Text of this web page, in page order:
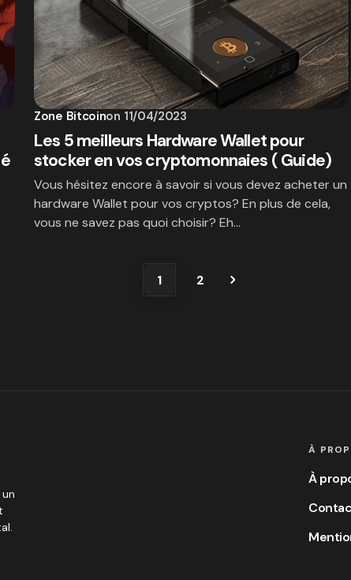
Zone Bitcoinon 11/04/2023
Les 5 meilleurs Hardware Wallet pour
stocker en vos cryptomonnaies ( Guide)
Vous hésitez encore à savoir si vous devez acheter un
hardware Wallet pour vos cryptos? En plus de cela,
vous ne savez pas quoi choisir? Eh…
1 2
À
À